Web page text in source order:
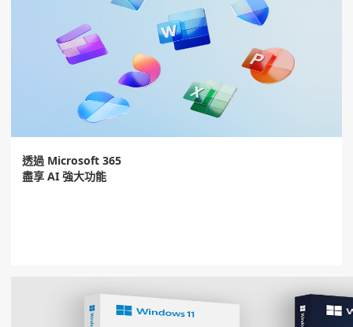
透過 Microsoft 365
盡享 AI 強大功能